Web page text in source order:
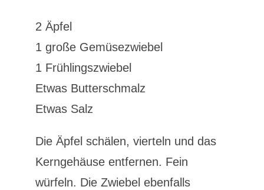
2 Äpfel
1 große Gemüsezwiebel
1 Frühlingszwiebel
Etwas Butterschmalz
Etwas Salz
Die Äpfel schälen, vierteln und das
Kerngehäuse entfernen. Fein
würfeln. Die Zwiebel ebenfalls